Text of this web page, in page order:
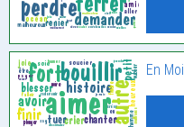
En Moi